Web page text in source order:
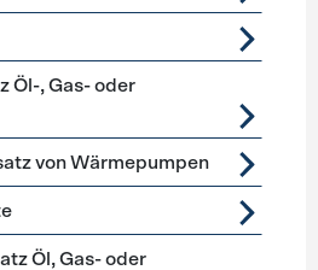
Öl-, Gas- oder
von Wärmepumpen
Öl, Gas- oder